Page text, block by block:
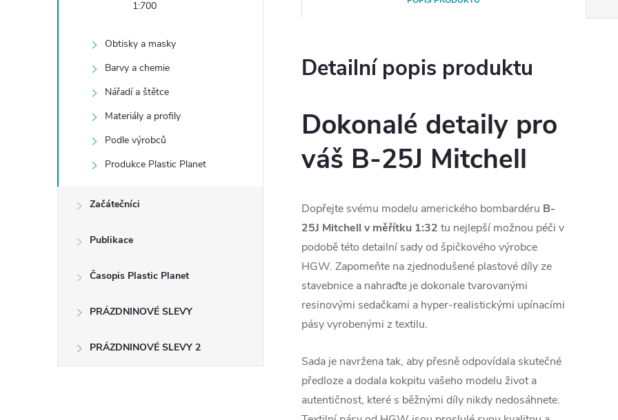
1:700
Obtisky a masky
Barvy a chemie
Nářadí a štětce
Materiály a profily
Podle výrobců
Produkce Plastic Planet
Začátečníci
Publikace
Časopis Plastic Planet
PRÁZDNINOVÉ SLEVY
PRÁZDNINOVÉ SLEVY 2
Detailní popis produktu
Dokonalé detaily pro
váš B-25J Mitchell
Dopřejte svému modelu amerického bombardéru B-
25J Mitchell v měřítku 1:32 tu nejlepší možnou péči v
podobě této detailní sady od špičkového výrobce
HGW. Zapomeňte na zjednodušené plastové díly ze
stavebnice a nahraďte je dokonale tvarovanými
resinovými sedačkami a hyper-realistickými upínacími
pásy vyrobenými z textilu.
Sada je navržena tak, aby přesně odpovídala skutečné
předloze a dodala kokpitu vašeho modelu život a
autentičnost, které s běžnými díly nikdy nedosáhnete.